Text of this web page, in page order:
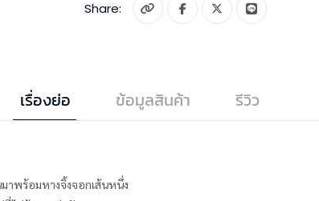
Share:
เรื่องย่อ ข้อมูลสินค้า รีวิว
าพร้อมหางจิ้งจอกเส้นหนึ่ง